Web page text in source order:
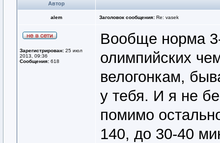
Автор
alem Заголовок сообщения: Re: vasek
Зарегистрирован: 25 июл
2013, 09:36
Сообщения: 618
Вообще норма
олимпийских
велогонкам,
у тебя. И я не
помимо
140, до 30-40